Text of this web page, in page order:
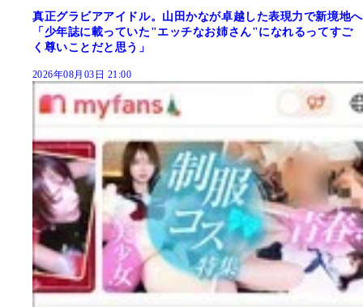
真正グラビアアイドル。山田かなが卓越した表現力で新境地へ
「少年誌に載っていた"エッチなお姉さん"になれるってすご
く尊いことだと思う」
2026年08月03日 21:00